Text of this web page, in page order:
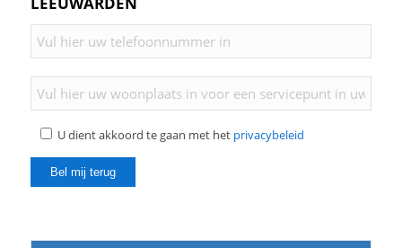
U dient akkoord te gaan met het privacybeleid